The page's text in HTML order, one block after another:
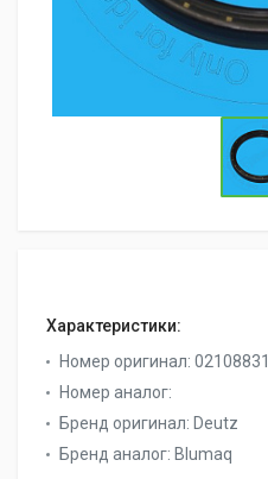
Характеристики:
Номер оригинал: 02108831
Номер аналог:
Бренд оригинал: Deutz
Бренд аналог: Blumaq